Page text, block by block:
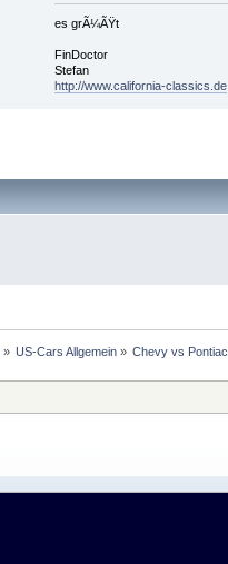
es grÃ¼ÃŸt
FinDoctor
Stefan
http://www.california-classics.de
» US-Cars Allgemein » Chevy vs Pontiac